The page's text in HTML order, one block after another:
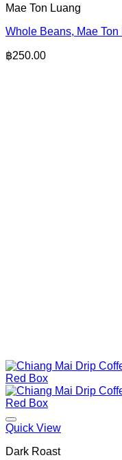
Mae Ton Luang
Whole Beans, Mae
฿250.00
Quick View
Dark Roast